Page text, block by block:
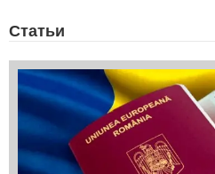
Статьи